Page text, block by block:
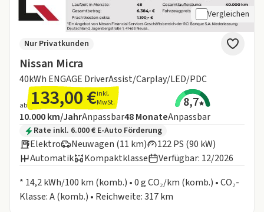
Vergleichen
Nissan Micra
40kWh ENGAGE DriverAssist/Carplay/LED/PDC
Nur Privatkunden
ab 133,00 €inkl.
MwSt.
8,7
Angebotsdetails:
Inklusive Laufleistung
10.000 km/JahrAnpassbarLaufzeit
48MonateAnpassbar
Zusätzliche Fahrzeuginformationen:
Rate inkl. 6.000 € E-Auto Förderung
Elektro Neuwagen (11 km)
122 PS (90 kW)
Automatik
Kompaktklasse
Verfügbar: 12/2026
* 14,2 kWh/100 km (komb.) • 0 g CO₂/km (komb.) • CO₂-
Klasse: A (komb.) • Reichweite: 317 km